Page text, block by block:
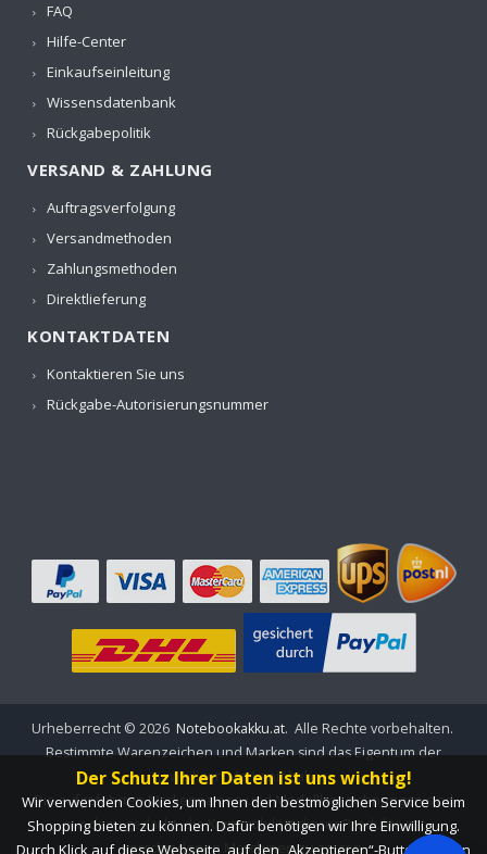
FAQ
Hilfe-Center
Einkaufseinleitung
Wissensdatenbank
Rückgabepolitik
VERSAND & ZAHLUNG
Auftragsverfolgung
Versandmethoden
Zahlungsmethoden
Direktlieferung
KONTAKTDATEN
Kontaktieren Sie uns
Rückgabe-Autorisierungsnummer
Urheberrecht © 2026 Notebookakku.at. Alle Rechte vorbehalten.
Bestimmte Warenzeichen und Marken sind das Eigentum der
jeweiligen Markeninhaber.
Die aufgeführten Markennamen und Modellbezeichnungen sind
nur dazu gedacht, die Kompatibilität dieser Produkte mit
verschiedenen Maschinen zu zeigen.
Der Schutz Ihrer Daten ist uns wichtig!
Wir verwenden Cookies, um Ihnen den bestmöglichen Service beim
Shopping bieten zu können. Dafür benötigen wir Ihre Einwilligung.
Durch Klick auf diese Webseite, auf den „Akzeptieren“-Button, geben